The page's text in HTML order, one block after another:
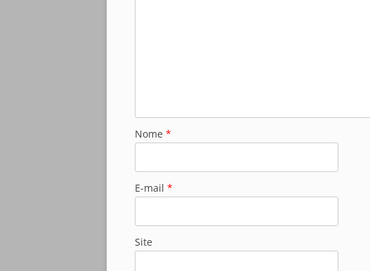
Nome *
E-mail *
Site